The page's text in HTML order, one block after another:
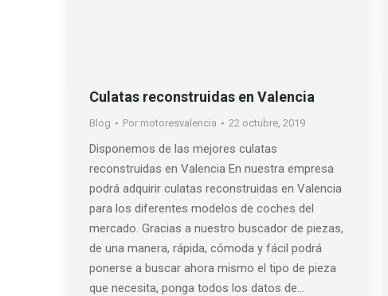
Culatas reconstruidas en Valencia
Blog Por motoresvalencia 22 octubre, 2019
Disponemos de las mejores culatas
reconstruidas en Valencia En nuestra empresa
podrá adquirir culatas reconstruidas en Valencia
para los diferentes modelos de coches del
mercado. Gracias a nuestro buscador de piezas,
de una manera, rápida, cómoda y fácil podrá
ponerse a buscar ahora mismo el tipo de pieza
que necesita, ponga todos los datos de…